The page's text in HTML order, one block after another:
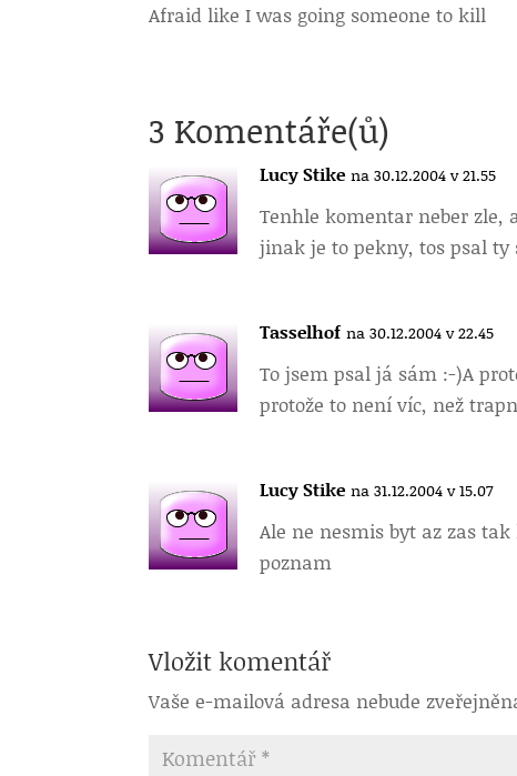
Afraid like I was going someone to kill
3 Komentáře(ů)
Lucy Stike na 30.12.2004 v 21.55
Tenhle komentar neber zle,
jinak je to pekny, tos psal ty
Tasselhof na 30.12.2004 v 22.45
To jsem psal já sám :-)A
protože to není víc, než
Lucy Stike na 31.12.2004 v 15.07
Ale ne nesmis byt az zas
poznam
Vložit komentář
Vaše e-mailová adresa nebude